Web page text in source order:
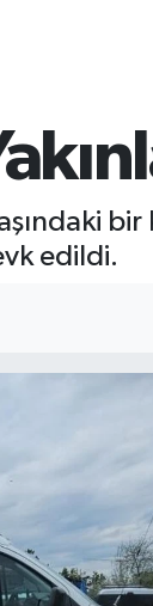
bir
edildi.